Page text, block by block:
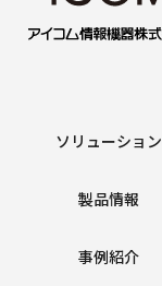
ソリューション
製品情報
事例紹介